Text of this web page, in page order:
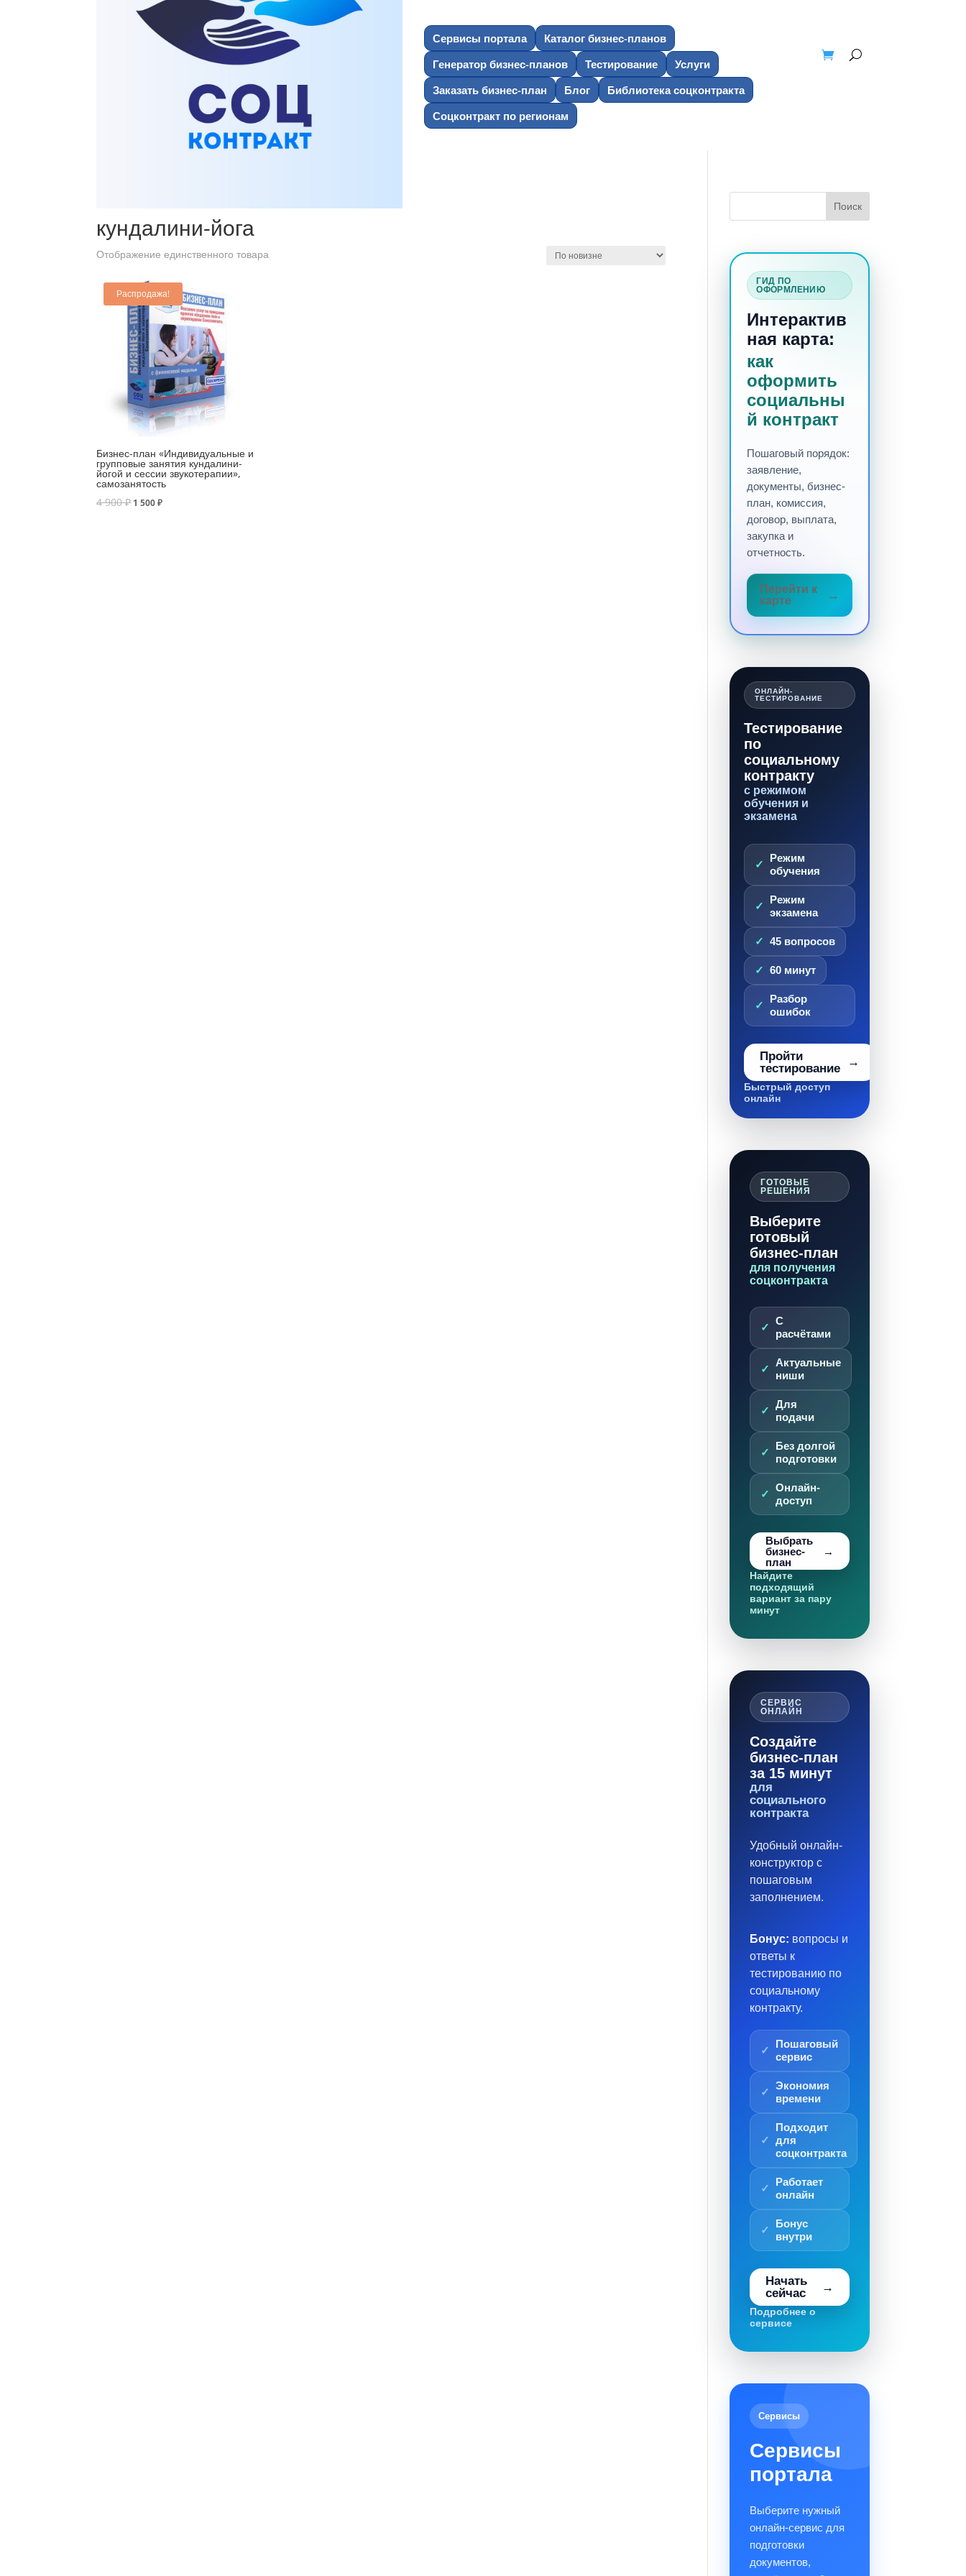
Сервисы портала
Каталог бизнес-планов
Генератор бизнес-планов
Тестирование
Услуги
Заказать бизнес-план
Блог
Библиотека соцконтракта
Соцконтракт по регионам
кундалини-йога
Отображение единственного товара
Распродажа!
Бизнес-план «Индивидуальные и
групповые занятия кундалини-
йогой и сессии звукотерапии»,
самозанятость
4 900₽ 1 500₽
ГИД ПО
ОФОРМЛЕНИЮ
Интерактив
ная карта:
как
оформить
социальны
й контракт
Пошаговый порядок:
заявление,
документы, бизнес-
план, комиссия,
договор, выплата,
закупка и
отчетность.
Перейти к
карте
ОНЛАЙН-
ТЕСТИРОВАНИЕ
Тестирование
по
социальному
контракту
с режимом
обучения и
экзамена
Режим
обучения
Режим
экзамена
45 вопросов
60 минут
Разбор
ошибок
Пройти
тестирование
Быстрый доступ
онлайн
ГОТОВЫЕ
РЕШЕНИЯ
Выберите
готовый
бизнес-план
для получения
соцконтракта
С
расчётами
Актуальные
ниши
Для
подачи
Без долгой
подготовки
Онлайн-
доступ
Выбрать
бизнес-
план
Найдите
подходящий
вариант за пару
минут
СЕРВИС
ОНЛАЙН
Создайте
бизнес-план
за 15 минут
для
социального
контракта
Удобный онлайн-
конструктор с
пошаговым
заполнением.
Бонус: вопросы и
ответы к
тестированию по
социальному
контракту.
Пошаговый
сервис
Экономия
времени
Подходит
для
соцконтракта
Работает
онлайн
Бонус
внутри
Начать
сейчас
Подробнее о
сервисе
Сервисы
Сервисы
портала
Выберите нужный
онлайн-сервис для
подготовки
документов,